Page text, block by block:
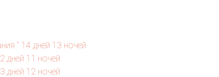
" 14 дней 13 ночей
дней 11 ночей
дней 12 ночей